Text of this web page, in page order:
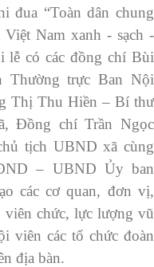
đua “Toàn dân chung
Nam xanh - sạch -
lễ có các đồng chí Bùi
Thường trực Ban Nội
Thị Thu Hiền – Bí thư
Đồng chí Trần Ngọc
tịch UBND xã cùng
– UBND Ủy ban
các cơ quan, đơn vị,
viên chức, lực lượng vũ
viên các tổ chức đoàn
địa bàn.